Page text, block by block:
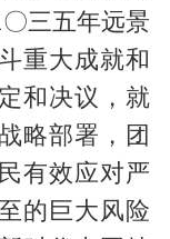
三五年远景
重大成就和
和决议，就
略部署，团
有效应对严
的巨大风险